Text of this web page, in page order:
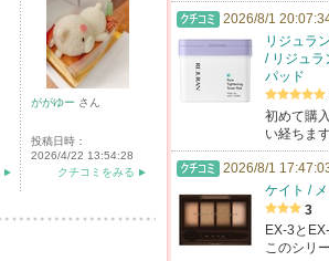
ががゆー さん
投稿日時：
2026/4/22 13:54:28
クチコミをみる
2026/8/1
リジュラ
/ リジュラ
パッド
初めて購
い経ちま
2026/8/1
ケイト /
3
EX-3と
このシリ